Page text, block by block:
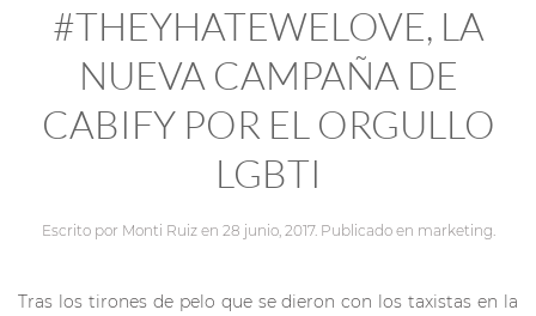
#THEYHATEWELOVE, LA
NUEVA CAMPAÑA DE
CABIFY POR EL ORGULLO
LGBTI
Escrito por Monti Ruizen 28 junio, 2017. Publicado en marketing
Tras los tirones de pelo que se dieron con los taxistas en la